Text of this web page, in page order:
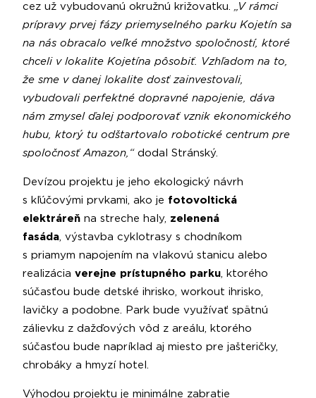
cez už vybudovanú okružnú križovatku.
„V rámci
prípravy prvej fázy priemyselného parku Kojetín sa
na nás obracalo veľké množstvo spoločností, ktoré
chceli v lokalite Kojetína pôsobiť. Vzhľadom na to,
že sme v danej lokalite dosť zainvestovali,
vybudovali perfektné dopravné napojenie, dáva
nám zmysel ďalej podporovať vznik ekonomického
hubu, ktorý tu odštartovalo robotické centrum pre
spoločnosť Amazon,“ dodal Stránský.
Devízou projektu je jeho ekologický návrh
s kľúčovými prvkami, ako je fotovoltická
elektráreň na streche haly, zelenená
fasáda výstavba cyklotrasy s chodníkom
s priamym napojením na vlakovú stanicu alebo
realizácia verejne prístupného parku , ktorého
súčasťou bude detské ihrisko, workout ihrisko,
lavičky a podobne. Park bude využívať spätnú
zálievku z dažďových vôd z areálu, ktorého
súčasťou bude napríklad aj miesto pre jašteričky,
chrobáky a hmyzí hotel.
Výhodou projektu je minimálne zabratie